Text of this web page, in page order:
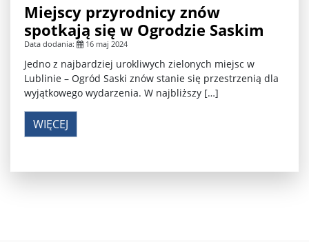
Miejscy przyrodnicy znów
spotkają się w Ogrodzie Saskim
Data dodania: 16 maj 2024
Jedno z najbardziej urokliwych zielonych miejsc w
Lublinie – Ogród Saski znów stanie się przestrzenią dla
wyjątkowego wydarzenia. W najbliższy […]
WIĘCEJ